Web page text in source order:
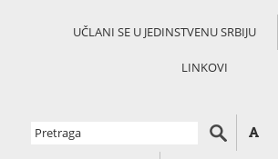
UČLANI SE U JEDINSTVENU SRBIJU
LINKOVI